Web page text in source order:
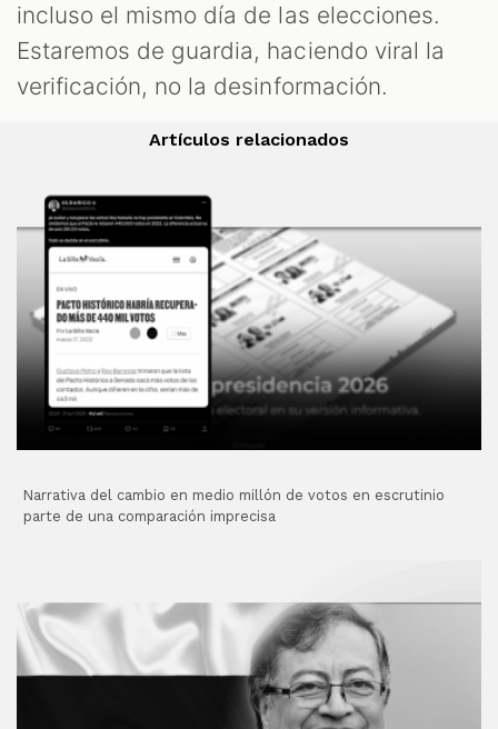
incluso el mismo día de las elecciones.
Estaremos de guardia, haciendo viral la
verificación, no la desinformación.
Artículos relacionados
Narrativa del cambio en medio millón de votos en escrutinio
parte de una comparación imprecisa